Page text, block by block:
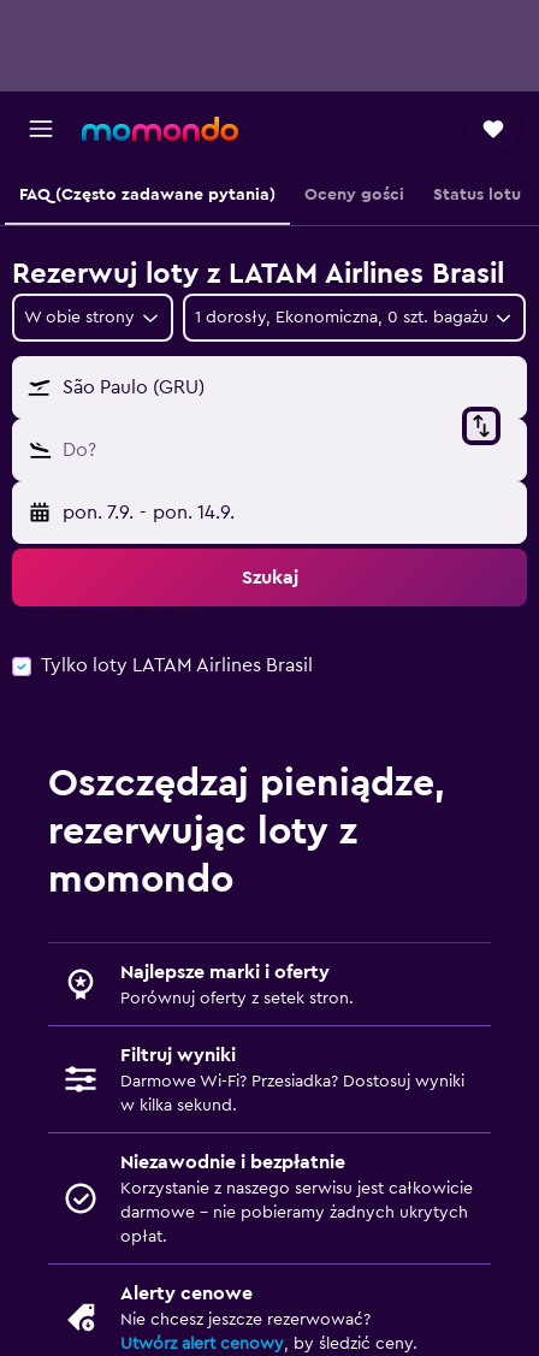
FAQ (Często zadawane pytania) Oceny gości Status lotu
Rezerwuj loty z LATAM Airlines Brasil
W obie strony 1 dorosły, Ekonomiczna, 0 szt. bagażu
São Paulo (GRU)
Do?
pon. 7.9. - pon. 14.9.
Szukaj
Tylko loty LATAM Airlines Brasil
Oszczędzaj pieniądze,
rezerwując loty z
momondo
Najlepsze marki i oferty
Porównuj oferty z setek stron.
Filtruj wyniki
Darmowe Wi-Fi? Przesiadka? Dostosuj wyniki
w kilka sekund.
Niezawodnie i bezpłatnie
Korzystanie z naszego serwisu jest całkowicie
darmowe – nie pobieramy żadnych ukrytych
opłat.
Alerty cenowe
Nie chcesz jeszcze rezerwować?
Utwórz alert cenowy , by śledzić ceny.